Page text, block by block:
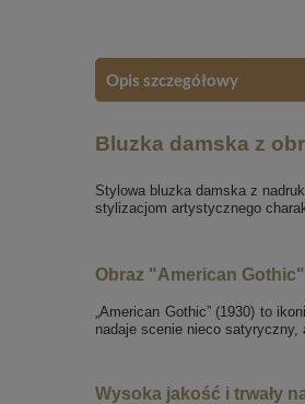
Opis szczegółowy
Bluzka damska z
Stylowa bluzka damska z
stylizacjom artystycznego
Obraz "American
„American Gothic” (1930) to
nadaje scenie nieco satyryczny,
Wysoka jakość i trwały